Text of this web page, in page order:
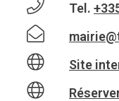
Tel.
Site